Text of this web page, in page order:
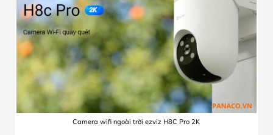
Camera wifi ngoài trời ezviz H8C Pro 2K